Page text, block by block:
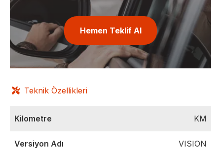
Hemen Teklif Al
Teknik Özellikleri
Kilometre KM
Versiyon Adı VISION